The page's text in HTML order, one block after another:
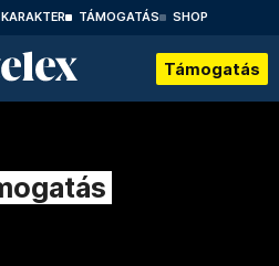
KARAKTER TÁMOGATÁS SHOP
Támogatás